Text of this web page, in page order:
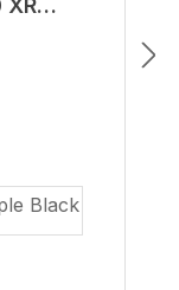
XR